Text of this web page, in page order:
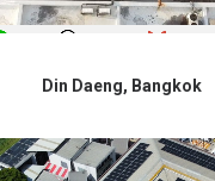
Din Daeng, Bangkok